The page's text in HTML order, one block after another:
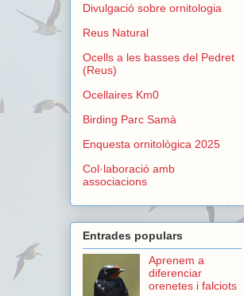
Divulgació sobre ornitologia
Reus Natural
Ocells a les basses del Pedret
(Reus)
Ocellaires Km0
Birding Parc Samà
Enquesta ornitològica 2025
Col·laboració amb
associacions
Entrades populars
Aprenem a
diferenciar
orenetes i falciots